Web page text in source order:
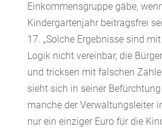
Einkommensgruppe gäbe,
Kindergartenjahr beitragsfrei
17. „Solche Ergebnisse sind
Logik nicht vereinbar, die
und tricksen mit falschen
sieht sich in seiner
manche der Verwaltungsleiter
nur ein einziger Euro für die